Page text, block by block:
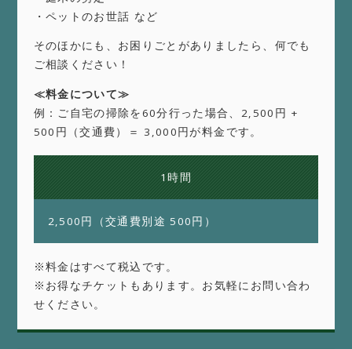
・ペットのお世話 など
そのほかにも、お困りごとがありましたら、何でも
ご相談ください！
≪料金について≫
例：ご自宅の掃除を60分行った場合、2,500円 +
500円（交通費）＝ 3,000円が料金です。
1時間
2,500円（交通費別途 500円）
※料金はすべて税込です。
※お得なチケットもあります。お気軽にお問い合わ
せください。